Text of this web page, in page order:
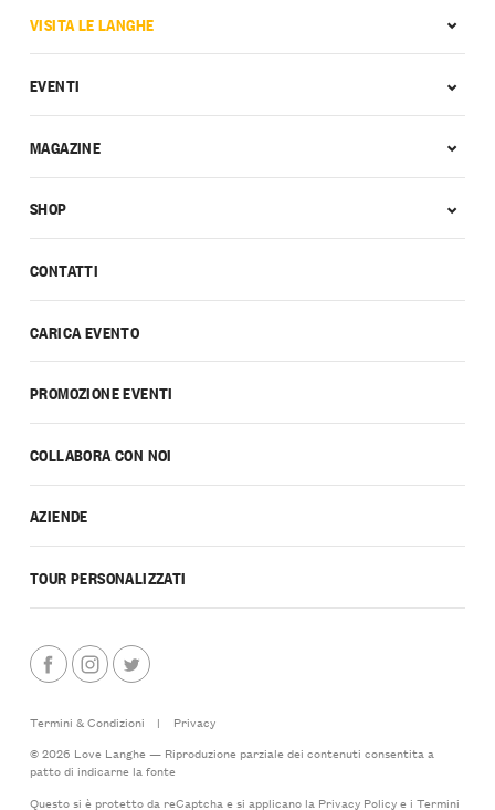
CONTATTI
CARICA EVENTO
PROMOZIONE EVENTI
COLLABORA CON NOI
AZIENDE
TOUR PERSONALIZZATI
VISITA LE LANGHE
EVENTI
MAGAZINE
SHOP
Termini & Condizioni |
Privacy
© 2026 Love Langhe — Riproduzione parziale dei contenuti consentita a
patto di indicarne la fonte
Questo si è protetto da reCaptcha e si applicano la Privacy Policye i Termini